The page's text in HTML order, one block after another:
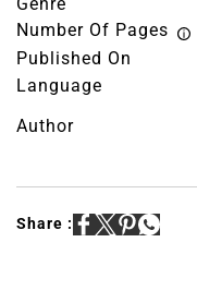
Number Of Pages
Published On
Language
Author
Share :